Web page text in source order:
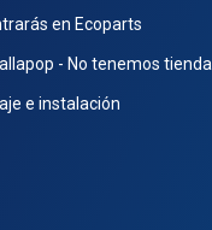
en Ecoparts
- No tenemos tienda
e instalación